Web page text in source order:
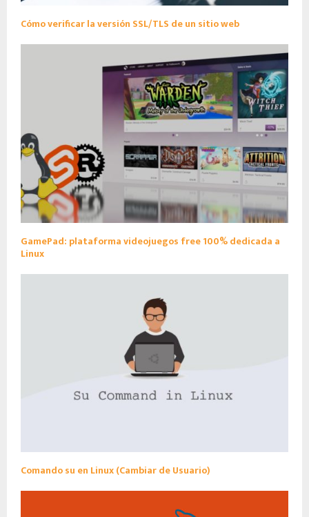
Cómo verificar la versión SSL/TLS de un sitio web
GamePad: plataforma videojuegos free 100% dedicada a
Linux
Comando su en Linux (Cambiar de Usuario)